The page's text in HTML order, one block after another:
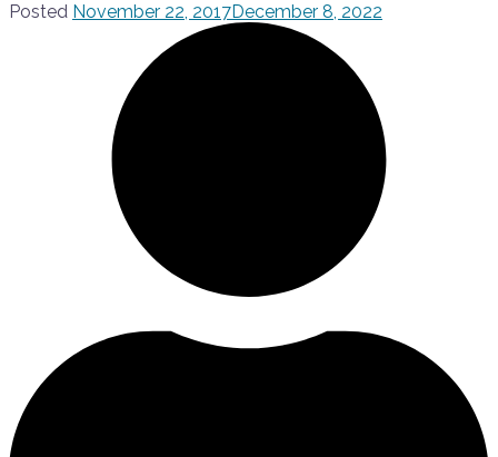
Posted November 22, 2017December 8, 2022